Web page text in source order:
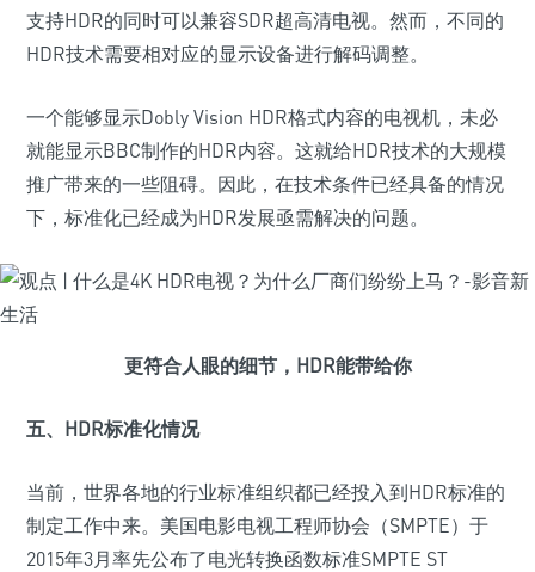
支持HDR的同时可以兼容SDR超高清电视。然而，不同的
HDR技术需要相对应的显示设备进行解码调整。
一个能够显示Dobly Vision HDR格式内容的电视机，未必
就能显示BBC制作的HDR内容。这就给HDR技术的大规模
推广带来的一些阻碍。因此，在技术条件已经具备的情况
下，标准化已经成为HDR发展亟需解决的问题。
更符合人眼的细节，HDR能带给你
五、HDR标准化情况
当前，世界各地的行业标准组织都已经投入到HDR标准的
制定工作中来。美国电影电视工程师协会（SMPTE）于
2015年3月率先公布了电光转换函数标准SMPTE ST